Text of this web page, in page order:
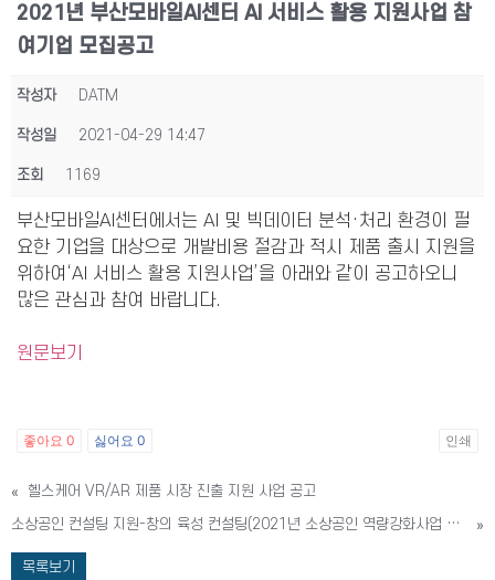
2021년 부산모바일AI센터 AI 서비스 활용 지원사업 참
여기업 모집공고
작성자 DATM
작성일 2021-04-29 14:47
조회 1169
부산모바일AI센터에서는 AI 및 빅데이터 분석·처리 환경이 필
요한 기업을 대상으로 개발비용 절감과 적시 제품 출시 지원을
위하여‘AI 서비스 활용 지원사업’을 아래와 같이 공고하오니
많은 관심과 참여 바랍니다.
원문보기
좋아요 0 싫어요 0 인쇄
«
헬스케어 VR/AR 제품 시장 진출 지원 사업 공고
소상공인 컨설팅 지원-창의 육성 컨설팅(2021년 소상공인 역량강화사업 시행 공고)
»
목록보기